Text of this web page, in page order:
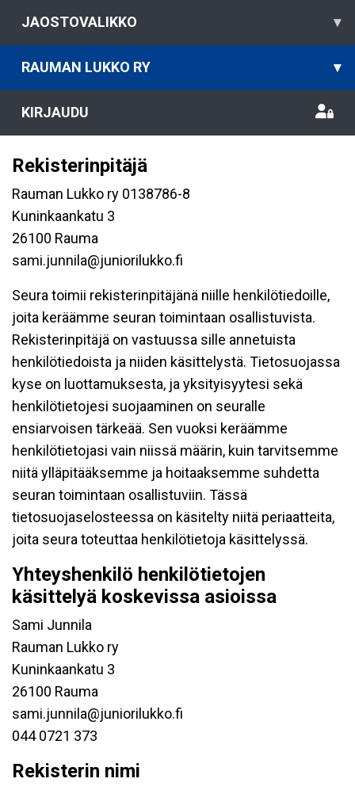
JAOSTOVALIKKO ▾
RAUMAN LUKKO RY ▾
KIRJAUDU
Rekisterinpitäjä
Rauman Lukko ry 0138786-8
Kuninkaankatu 3
26100 Rauma
sami.junnila@juniorilukko.fi
Seura toimii rekisterinpitäjänä niille henkilötiedoille,
joita keräämme seuran toimintaan osallistuvista.
Rekisterinpitäjä on vastuussa sille annetuista
henkilötiedoista ja niiden käsittelystä. Tietosuojassa
kyse on luottamuksesta, ja yksityisyytesi sekä
henkilötietojesi suojaaminen on seuralle
ensiarvoisen tärkeää. Sen vuoksi keräämme
henkilötietojasi vain niissä määrin, kuin tarvitsemme
niitä ylläpitääksemme ja hoitaaksemme suhdetta
seuran toimintaan osallistuviin. Tässä
tietosuojaselosteessa on käsitelty niitä periaatteita,
joita seura toteuttaa henkilötietoja käsittelyssä.
Yhteyshenkilö henkilötietojen
käsittelyä koskevissa asioissa
Sami Junnila
Rauman Lukko ry
Kuninkaankatu 3
26100 Rauma
sami.junnila@juniorilukko.fi
044 0721 373
Rekisterin nimi